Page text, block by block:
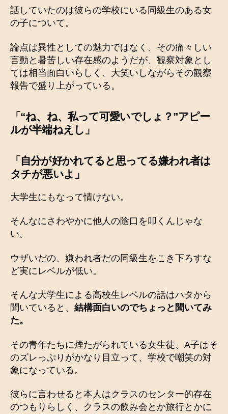
話していたのは彼らの学校にいる同級生のある女
の子について。
論点は異性としての魅力ではなく、その痛々しい
言動と暑苦しい存在感のようだが、観察対象とし
ては相当面白いらしく、大笑いしながらその観察
報告で盛り上がっている。
「“ね、ね、私って可愛いでしょ？”アピー
ルが半端ねえし」
「 自分が好かれてると思ってる嫌われ者は
タチが悪いよ 」
大学生にもなって情けない。
そんなにさわやかに他人の陰口を叩くんじゃな
い。
ウザいだの、嫌われ者だの同級生をこき下ろすな
ど実にレベルが低い。
そんな大学生による高校生レベルの話はハタから
聞いていると、 結構面白いのでちょっと聞いてみ
た。
その青年たちに煙たがられている女生徒、A子はそ
のズレっぷりがかなり目立って、学校で嘲笑の対
象になっている。
彼らに言わせると本人はクラスのセンター的存在
のつもりらしく、クラスの飲み会とか旅行とかに